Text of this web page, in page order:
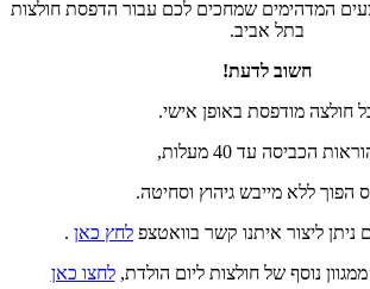
המדהימים שמחכים לכם עבור הדפסת חולצות
בתל אביב.
חשוב לדעת!
חולצה מודפסת באופן אישי.
הכביסה עד 40 מעלות,
הפוך ללא מייבש גיהוץ וסחיטה.
ניתן ליצור איתנו קשר בוואטצפ לחץ כאן .
נוסף של חולצות ליום הולדת,לחצו כאן